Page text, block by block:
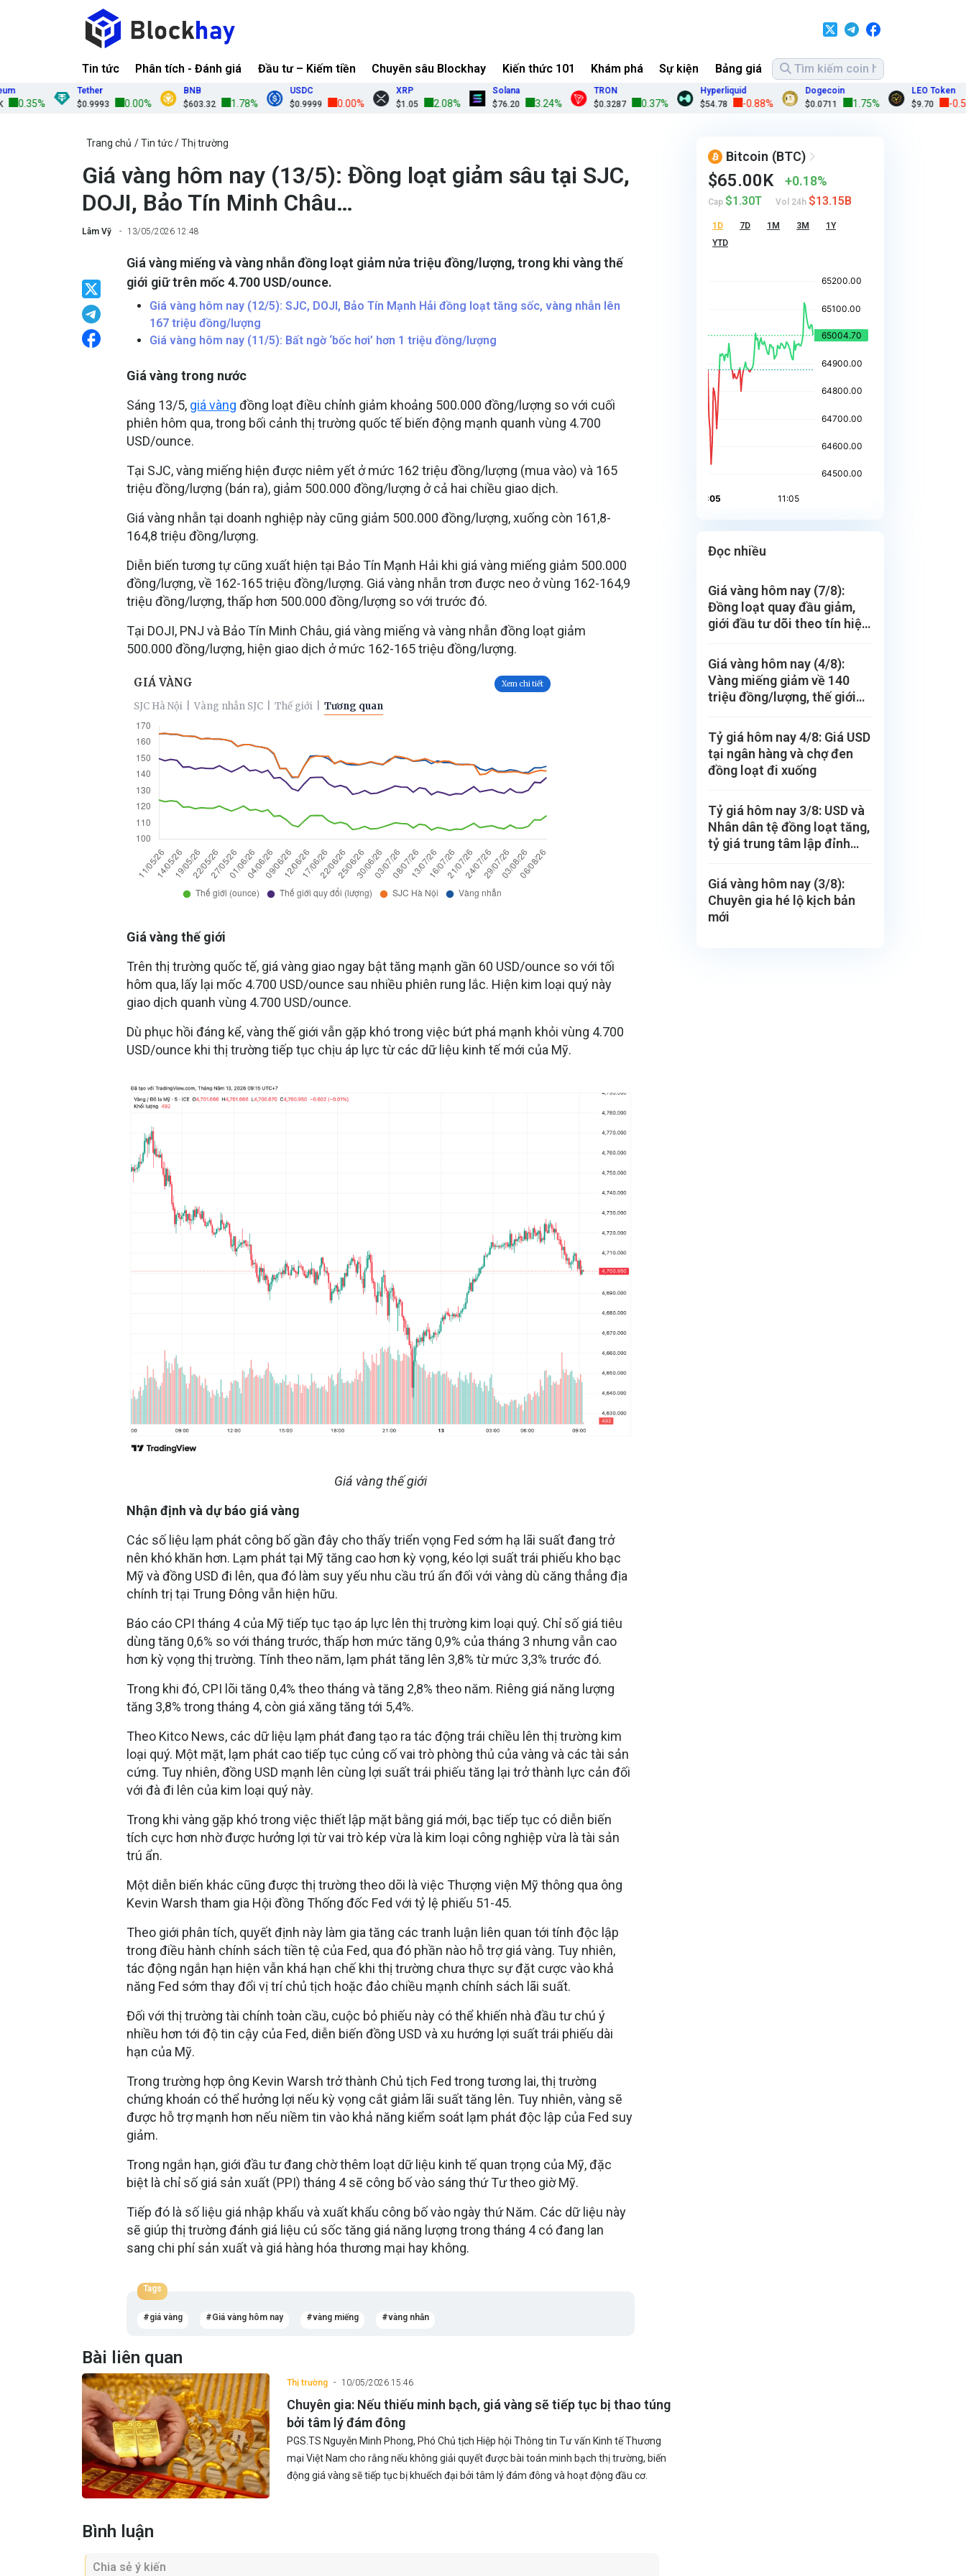
Tin tức Phân tích - Đánh giá Đầu tư – Kiếm tiền Chuyên sâu Blockhay Kiến thức 101 Khám phá Sự kiện Bảng giá
Tether
$0.9993
0.00%
BNB
$603.32
1.78%
USDC
$0.9999
0.00%
XRP
$1.05
2.08%
Solana
$76.20
3.24%
TRON
$0.3287
0.37%
Hyperliquid
$54.78
-0.88%
Dogecoin
$0.0711
1.75%
LEO Token
$9.70
-0.52%
Trang chủ Tin tức Thị trường
Giá vàng hôm nay (13/5): Đồng loạt giảm sâu tại SJC,
DOJI, Bảo Tín Minh Châu…
Lâm Vỹ 13/05/2026 12:48
Giá vàng miếng và vàng nhẫn đồng loạt giảm nửa triệu đồng/lượng, trong khi vàng thế
giới giữ trên mốc 4.700 USD/ounce.
Giá vàng hôm nay (12/5): SJC, DOJI, Bảo Tín Mạnh Hải đồng loạt tăng sốc, vàng nhẫn lên
167 triệu đồng/lượng
Giá vàng hôm nay (11/5): Bất ngờ ‘bốc hơi’ hơn 1 triệu đồng/lượng
Giá vàng trong nước
Sáng 13/5, giá vàng đồng loạt điều chỉnh giảm khoảng 500.000 đồng/lượng so với cuối
phiên hôm qua, trong bối cảnh thị trường quốc tế biến động mạnh quanh vùng 4.700
USD/ounce.
Tại SJC, vàng miếng hiện được niêm yết ở mức 162 triệu đồng/lượng (mua vào) và 165
triệu đồng/lượng (bán ra), giảm 500.000 đồng/lượng ở cả hai chiều giao dịch.
Giá vàng nhẫn tại doanh nghiệp này cũng giảm 500.000 đồng/lượng, xuống còn 161,8-
164,8 triệu đồng/lượng.
Diễn biến tương tự cũng xuất hiện tại Bảo Tín Mạnh Hải khi giá vàng miếng giảm 500.000
đồng/lượng, về 162-165 triệu đồng/lượng. Giá vàng nhẫn trơn được neo ở vùng 162-164,9
triệu đồng/lượng, thấp hơn 500.000 đồng/lượng so với trước đó.
Tại DOJI, PNJ và Bảo Tín Minh Châu, giá vàng miếng và vàng nhẫn đồng loạt giảm
500.000 đồng/lượng, hiện giao dịch ở mức 162-165 triệu đồng/lượng.
Giá vàng thế giới
Trên thị trường quốc tế, giá vàng giao ngay bật tăng mạnh gần 60 USD/ounce so với tối
hôm qua, lấy lại mốc 4.700 USD/ounce sau nhiều phiên rung lắc. Hiện kim loại quý này
giao dịch quanh vùng 4.700 USD/ounce.
Dù phục hồi đáng kể, vàng thế giới vẫn gặp khó trong việc bứt phá mạnh khỏi vùng 4.700
USD/ounce khi thị trường tiếp tục chịu áp lực từ các dữ liệu kinh tế mới của Mỹ.
Giá vàng thế giới
Nhận định và dự báo giá vàng
Các số liệu lạm phát công bố gần đây cho thấy triển vọng Fed sớm hạ lãi suất đang trở
nên khó khăn hơn. Lạm phát tại Mỹ tăng cao hơn kỳ vọng, kéo lợi suất trái phiếu kho bạc
Mỹ và đồng USD đi lên, qua đó làm suy yếu nhu cầu trú ẩn đối với vàng dù căng thẳng địa
chính trị tại Trung Đông vẫn hiện hữu.
Báo cáo CPI tháng 4 của Mỹ tiếp tục tạo áp lực lên thị trường kim loại quý. Chỉ số giá tiêu
dùng tăng 0,6% so với tháng trước, thấp hơn mức tăng 0,9% của tháng 3 nhưng vẫn cao
hơn kỳ vọng thị trường. Tính theo năm, lạm phát tăng lên 3,8% từ mức 3,3% trước đó.
Trong khi đó, CPI lõi tăng 0,4% theo tháng và tăng 2,8% theo năm. Riêng giá năng lượng
tăng 3,8% trong tháng 4, còn giá xăng tăng tới 5,4%.
Theo Kitco News, các dữ liệu lạm phát đang tạo ra tác động trái chiều lên thị trường kim
loại quý. Một mặt, lạm phát cao tiếp tục củng cố vai trò phòng thủ của vàng và các tài sản
cứng. Tuy nhiên, đồng USD mạnh lên cùng lợi suất trái phiếu tăng lại trở thành lực cản đối
với đà đi lên của kim loại quý này.
Trong khi vàng gặp khó trong việc thiết lập mặt bằng giá mới, bạc tiếp tục có diễn biến
tích cực hơn nhờ được hưởng lợi từ vai trò kép vừa là kim loại công nghiệp vừa là tài sản
trú ẩn.
Một diễn biến khác cũng được thị trường theo dõi là việc Thượng viện Mỹ thông qua ông
Kevin Warsh tham gia Hội đồng Thống đốc Fed với tỷ lệ phiếu 51-45.
Theo giới phân tích, quyết định này làm gia tăng các tranh luận liên quan tới tính độc lập
trong điều hành chính sách tiền tệ của Fed, qua đó phần nào hỗ trợ giá vàng. Tuy nhiên,
tác động ngắn hạn hiện vẫn khá hạn chế khi thị trường chưa thực sự đặt cược vào khả
năng Fed sớm thay đổi vị trí chủ tịch hoặc đảo chiều mạnh chính sách lãi suất.
Đối với thị trường tài chính toàn cầu, cuộc bỏ phiếu này có thể khiến nhà đầu tư chú ý
nhiều hơn tới độ tin cậy của Fed, diễn biến đồng USD và xu hướng lợi suất trái phiếu dài
hạn của Mỹ.
Trong trường hợp ông Kevin Warsh trở thành Chủ tịch Fed trong tương lai, thị trường
chứng khoán có thể hưởng lợi nếu kỳ vọng cắt giảm lãi suất tăng lên. Tuy nhiên, vàng sẽ
được hỗ trợ mạnh hơn nếu niềm tin vào khả năng kiểm soát lạm phát độc lập của Fed suy
giảm.
Trong ngắn hạn, giới đầu tư đang chờ thêm loạt dữ liệu kinh tế quan trọng của Mỹ, đặc
biệt là chỉ số giá sản xuất (PPI) tháng 4 sẽ công bố vào sáng thứ Tư theo giờ Mỹ.
Tiếp đó là số liệu giá nhập khẩu và xuất khẩu công bố vào ngày thứ Năm. Các dữ liệu này
sẽ giúp thị trường đánh giá liệu cú sốc tăng giá năng lượng trong tháng 4 có đang lan
sang chi phí sản xuất và giá hàng hóa thương mại hay không.
Tags
giá vàng Giá vàng hôm nay vàng miếng vàng nhẫn
Bài liên quan
Thị trường 10/05/2026 15:46
Chuyên gia: Nếu thiếu minh bạch, giá vàng sẽ tiếp tục bị thao túng
bởi tâm lý đám đông
PGS.TS Nguyễn Minh Phong, Phó Chủ tịch Hiệp hội Thông tin Tư vấn Kinh tế Thương
mại Việt Nam cho rằng nếu không giải quyết được bài toán minh bạch thị trường, biến
động giá vàng sẽ tiếp tục bị khuếch đại bởi tâm lý đám đông và hoạt động đầu cơ.
Bình luận
Bitcoin (BTC)
$65.00K 0.18%
Cap $1.30T Vol 24h $13.15B
1D 7D 1M 3M
1Y
YTD
Đọc nhiều
Giá vàng hôm nay (7/8):
Đồng loạt quay đầu giảm,
giới đầu tư dõi theo tín hiệu
Giá vàng hôm nay (4/8):
Vàng miếng giảm về 140
triệu đồng/lượng, thế giới
Tỷ giá hôm nay 4/8: Giá USD
tại ngân hàng và chợ đen
đồng loạt đi xuống
Tỷ giá hôm nay 3/8: USD và
Nhân dân tệ đồng loạt tăng,
tỷ giá trung tâm lập đỉnh
Giá vàng hôm nay (3/8):
Chuyên gia hé lộ kịch bản
mới